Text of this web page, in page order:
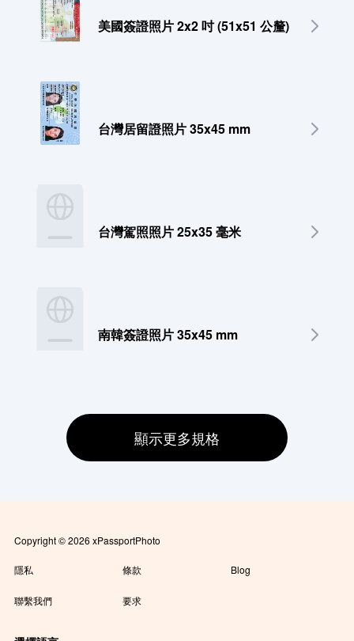
美國簽證照片 2x2 吋 (51x51 公釐)
台灣居留證照片 35x45 mm
台灣駕照照片 25x35 毫米
南韓簽證照片 35x45 mm
顯示更多規格
Copyright © 2026 xPassportPhoto
隱私 條款 Blog
聯繫我們 要求